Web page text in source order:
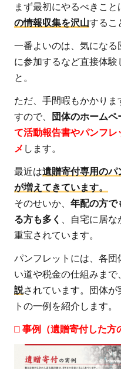
決め
て遺
言書
を作
成す
5
遺贈
寄付
を決
め
た、
ある
夫婦
のエ
ピソ
ード
6
ま
と
め
まず最初にやるべきこと
の情報収集を沢山するこ
一番よいのは、気にな
に参加するなど直接体験
と。
ただ、手間暇もかかりま
すので、
団体のホームペ
て活動報告書やパンフ
メ します。
最近は遺贈寄付専用のパ
が増えてきています。
そのせいか、 年配の方で
る方も多く
、自宅に居
重宝されています。
パンフレットには、各
い道や税金の仕組みまで
説されています。団体が
トの一例を紹介します。
□ 事例（遺贈寄付した方